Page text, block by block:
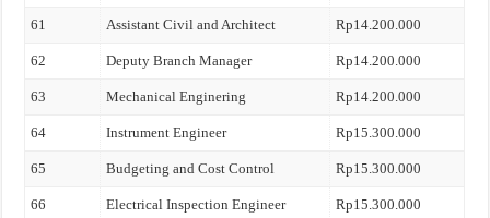
61 Assistant Civil and Architect Rp14.200.000
62 Deputy Branch Manager Rp14.200.000
63 Mechanical Enginering Rp14.200.000
64 Instrument Engineer Rp15.300.000
65 Budgeting and Cost Control Rp15.300.000
66 Electrical Inspection Engineer Rp15.300.000